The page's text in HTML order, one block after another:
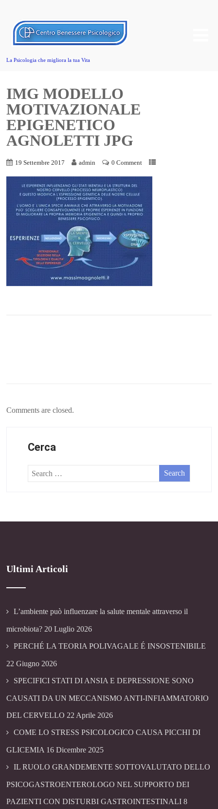
La Psicologia che migliora la tua Vita
IMG MODELLO
MOTIVAZIONALE
EPIGENETICO
AGNOLETTI JPG
19 Settembre 2017 admin 0 Comment
Comments are closed.
Cerca
Ultimi Articoli
L’ambiente può influenzare la salute mentale attraverso il
microbiota? 20 Luglio 2026
PERCHÉ LA TEORIA POLIVAGALE É INSOSTENIBILE
22 Giugno 2026
SPECIFICI STATI DI ANSIA E DEPRESSIONE SONO
CAUSATI DA UN MECCANISMO ANTI-INFIAMMATORIO
DEL CERVELLO 22 Aprile 2026
COME LO STRESS PSICOLOGICO CAUSA PICCHI DI
GLICEMIA 16 Dicembre 2025
IL RUOLO GRANDEMENTE SOTTOVALUTATO DELLO
PSICOGASTROENTEROLOGO NEL SUPPORTO DEI
PAZIENTI CON DISTURBI GASTROINTESTINALI 8